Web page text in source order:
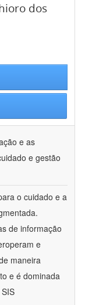
dos
e as
e gestão
o cuidado e a
de informação
e
maneira
e é dominada